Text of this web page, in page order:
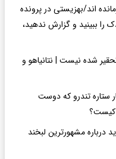
اند/بهزیستی در پرونده
را ببینید و گزارش ندهید،
شده نیست | نتانیاهو و
ستاره تندرو که دوست
کیست؟
درباره مشهورترین لبخند